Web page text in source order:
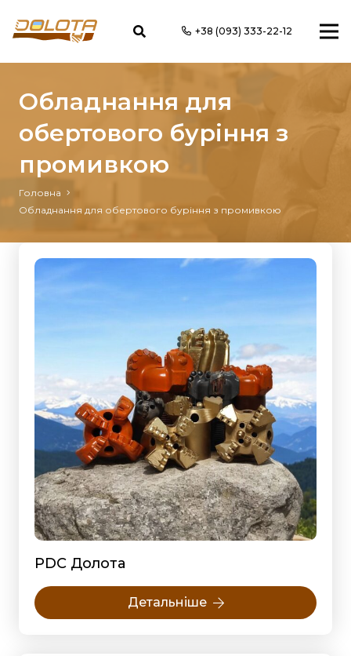
+38 (093) 333-22-12
Обладнання для
обертового буріння з
промивкою
Головна
Обладнання для обертового буріння з промивкою
PDC Долота
Детальніше